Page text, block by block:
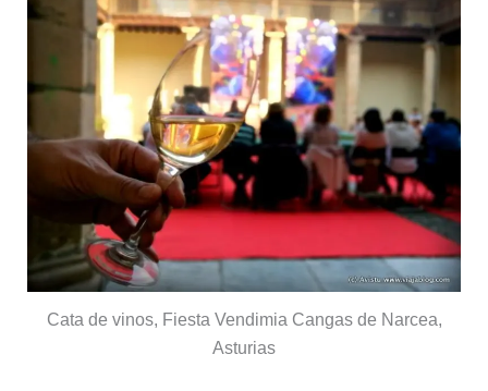
Cata de vinos, Fiesta Vendimia Cangas de Narcea,
Asturias